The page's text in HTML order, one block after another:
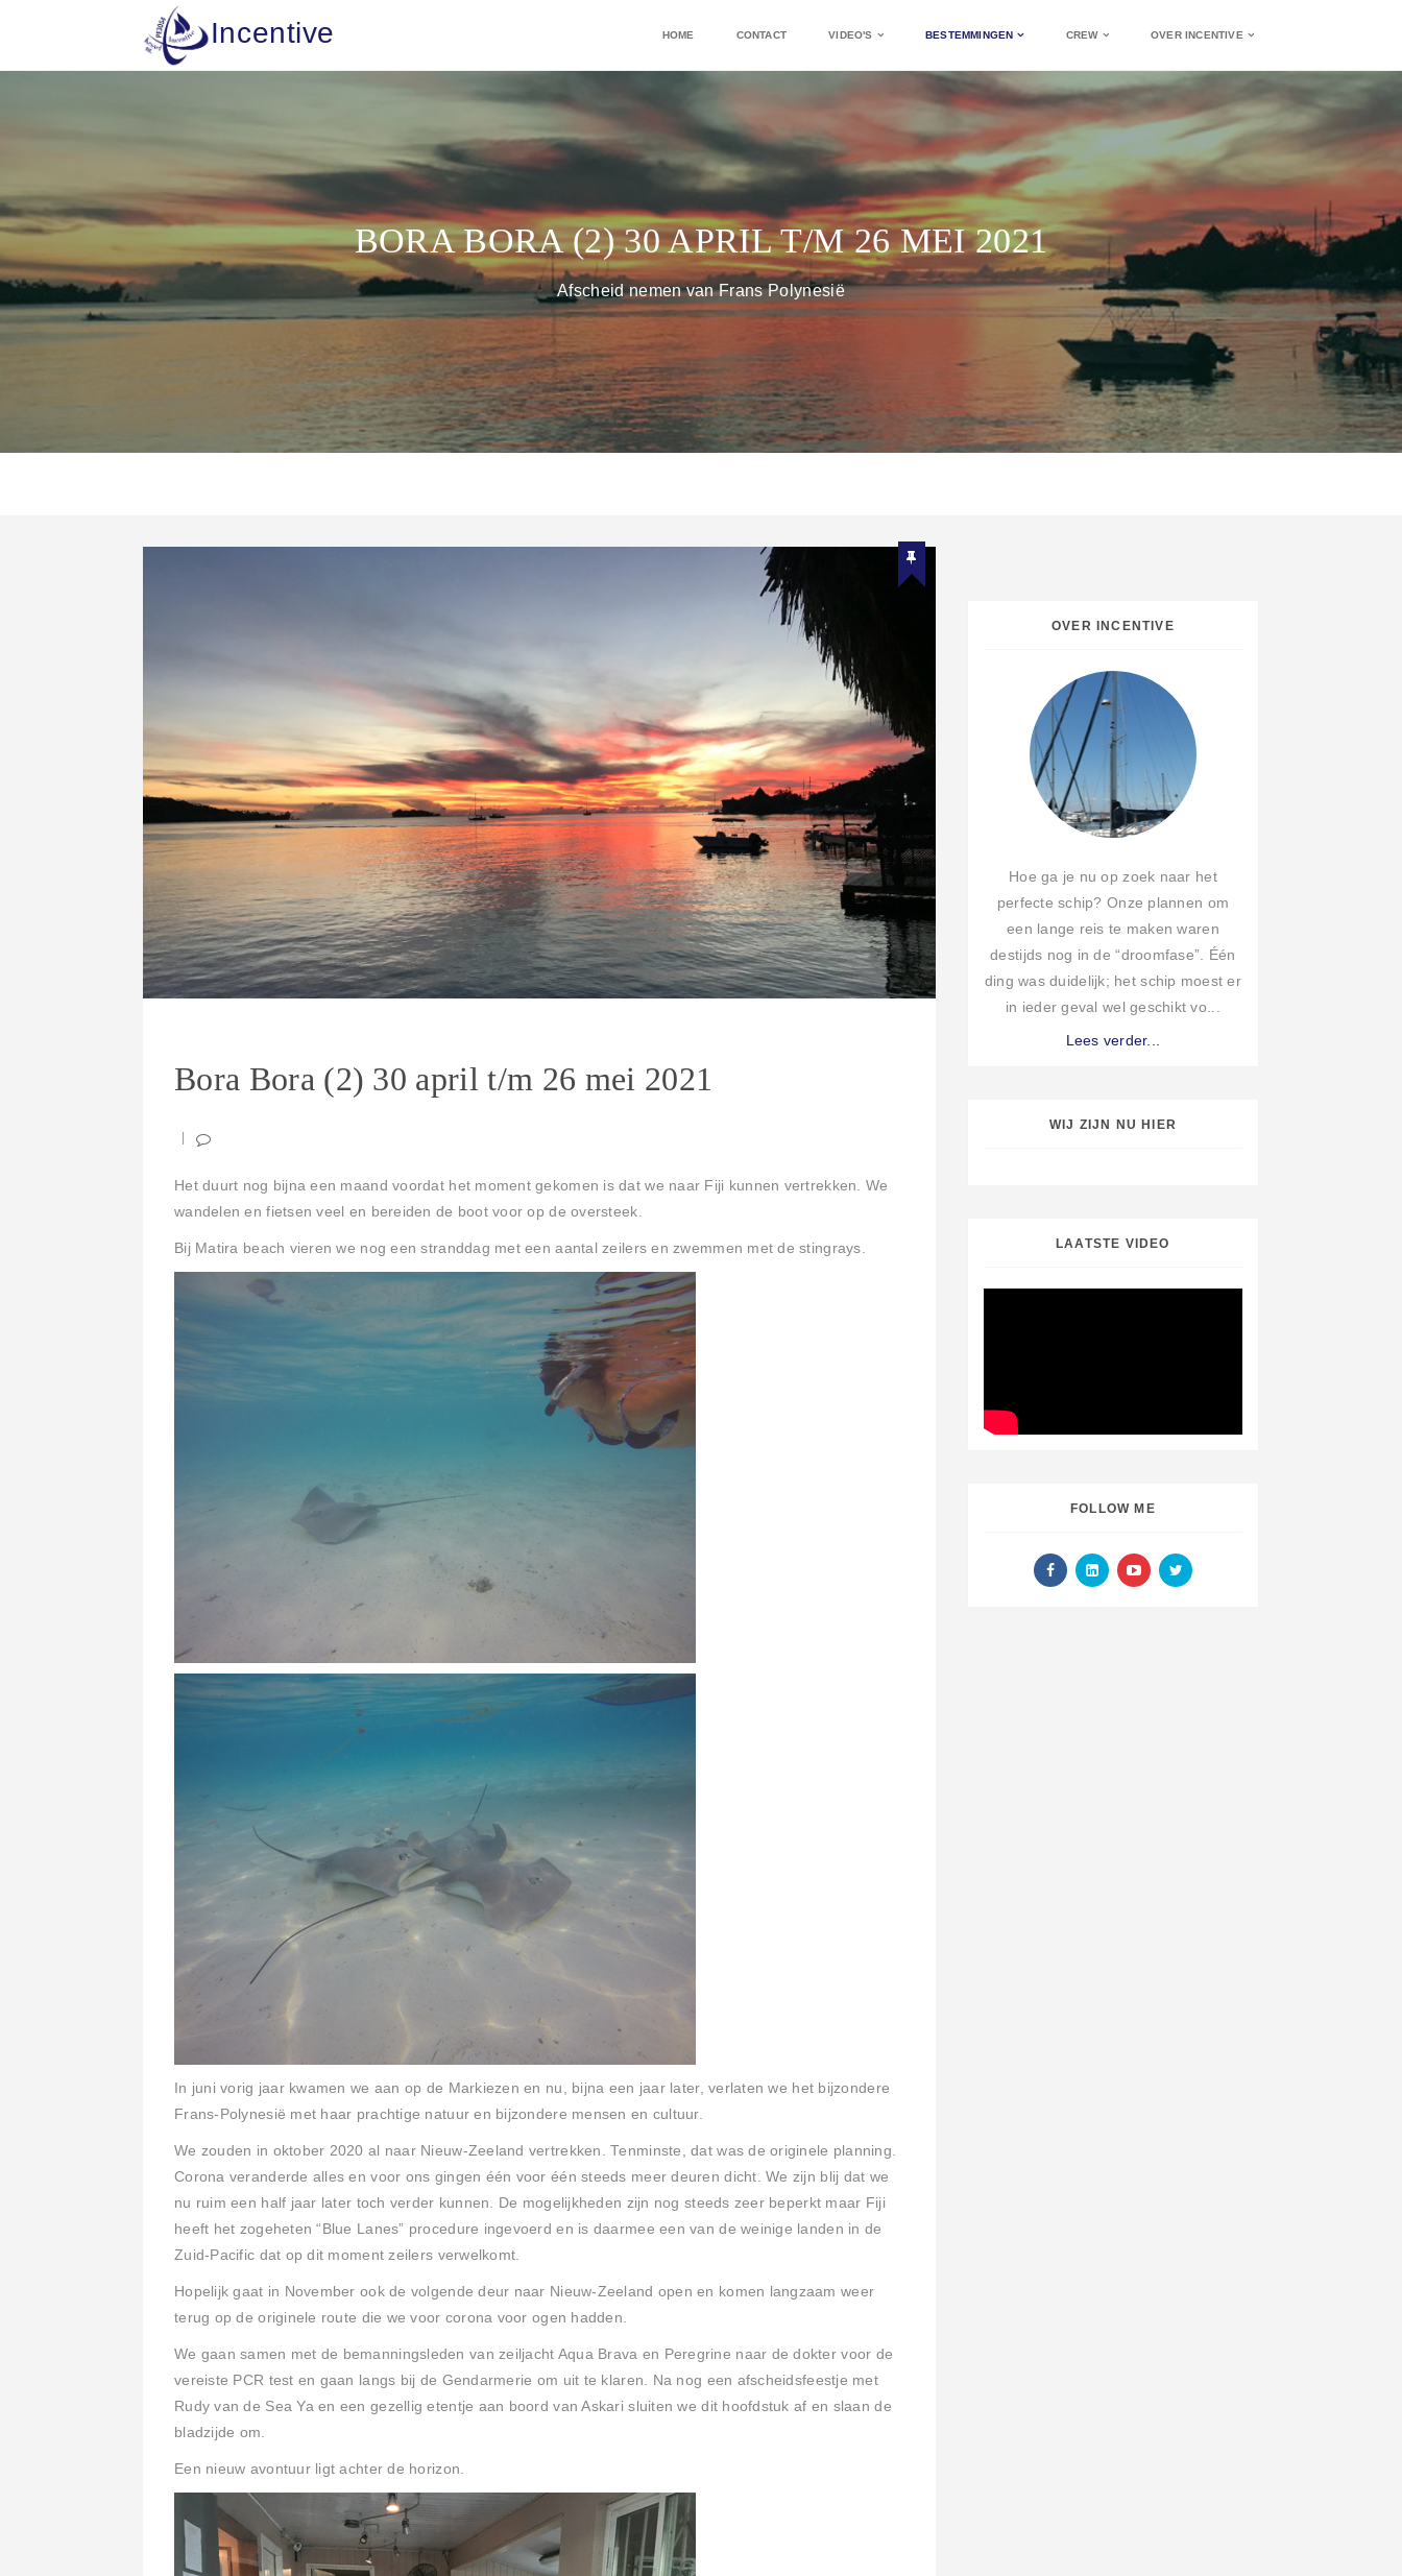
Incentive HOME CONTACT VIDEO'S BESTEMMINGEN CREW OVER INCENTIVE
BORA BORA (2) 30 APRIL T/M 26 MEI 2021
Afscheid nemen van Frans Polynesië
Bora Bora (2) 30 april t/m 26 mei 2021
Het duurt nog bijna een maand voordat het moment gekomen is dat we naar Fiji kunnen vertrekken. We
wandelen en fietsen veel en bereiden de boot voor op de oversteek.
Bij Matira beach vieren we nog een stranddag met een aantal zeilers en zwemmen met de stingrays.
In juni vorig jaar kwamen we aan op de Markiezen en nu, bijna een jaar later, verlaten we het bijzondere
Frans-Polynesië met haar prachtige natuur en bijzondere mensen en cultuur.
We zouden in oktober 2020 al naar Nieuw-Zeeland vertrekken. Tenminste, dat was de originele planning.
Corona veranderde alles en voor ons gingen één voor één steeds meer deuren dicht. We zijn blij dat we
nu ruim een half jaar later toch verder kunnen. De mogelijkheden zijn nog steeds zeer beperkt maar Fiji
heeft het zogeheten “Blue Lanes” procedure ingevoerd en is daarmee een van de weinige landen in de
Zuid-Pacific dat op dit moment zeilers verwelkomt.
Hopelijk gaat in November ook de volgende deur naar Nieuw-Zeeland open en komen langzaam weer
terug op de originele route die we voor corona voor ogen hadden.
We gaan samen met de bemanningsleden van zeiljacht Aqua Brava en Peregrine naar de dokter voor de
vereiste PCR test en gaan langs bij de Gendarmerie om uit te klaren. Na nog een afscheidsfeestje met
Rudy van de Sea Ya en een gezellig etentje aan boord van Askari sluiten we dit hoofdstuk af en slaan de
bladzijde om.
Een nieuw avontuur ligt achter de horizon.
OVER INCENTIVE
Hoe ga je nu op zoek naar het
perfecte schip? Onze plannen om
een lange reis te maken waren
destijds nog in de “droomfase”. Één
ding was duidelijk; het schip moest er
in ieder geval wel geschikt vo...
Lees verder...
WIJ ZIJN NU HIER
LAATSTE VIDEO
FOLLOW ME